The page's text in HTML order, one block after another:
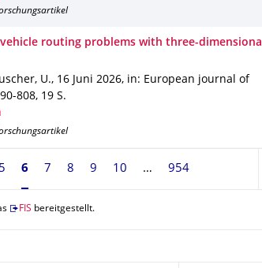
routing problems with three-dimensional
U., 16 Juni 2026, in: European journal of
808, 19 S.
5 Seite 6, aktuell ausgewählt
6 7 8 9 10 954
FIS bereitgestellt.